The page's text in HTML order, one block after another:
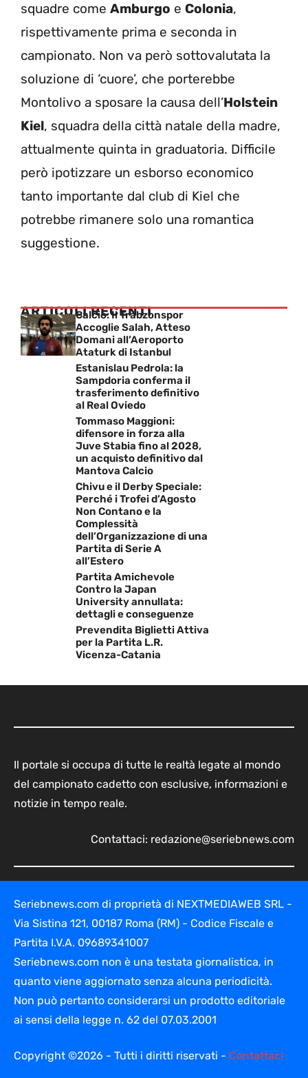
squadre come Amburgo e Colonia,
rispettivamente prima e seconda in
campionato. Non va però sottovalutata la
soluzione di ‘cuore’, che porterebbe
Montolivo a sposare la causa dell’Holstein
Kiel, squadra della città natale della madre,
attualmente quinta in graduatoria. Difficile
però ipotizzare un esborso economico
tanto importante dal club di Kiel che
potrebbe rimanere solo una romantica
suggestione.
ARTICOLI RECENTI
Calcio: Il Trabzonspor
Accoglie Salah, Atteso
Domani all’Aeroporto
Ataturk di Istanbul
Estanislau Pedrola: la
Sampdoria conferma il
trasferimento definitivo
al Real Oviedo
Tommaso Maggioni:
difensore in forza alla
Juve Stabia fino al 2028,
un acquisto definitivo dal
Mantova Calcio
Chivu e il Derby Speciale:
Perché i Trofei d’Agosto
Non Contano e la
Complessità
dell’Organizzazione di una
Partita di Serie A
all’Estero
Partita Amichevole
Contro la Japan
University annullata:
dettagli e conseguenze
Prevendita Biglietti Attiva
per la Partita L.R.
Vicenza-Catania
Il portale si occupa di tutte le realtà legate al mondo
del campionato cadetto con esclusive, informazioni e
notizie in tempo reale.
Contattaci: redazione@seriebnews.com
Seriebnews.com di proprietà di NEXTMEDIAWEB SRL -
Via Sistina 121, 00187 Roma (RM) - Codice Fiscale e
Partita I.V.A. 09689341007
Seriebnews.com non è una testata giornalistica, in
quanto viene aggiornato senza alcuna periodicità.
Non può pertanto considerarsi un prodotto editoriale
ai sensi della legge n. 62 del 07.03.2001
Copyright ©2026 - Tutti i diritti riservati - Contattaci